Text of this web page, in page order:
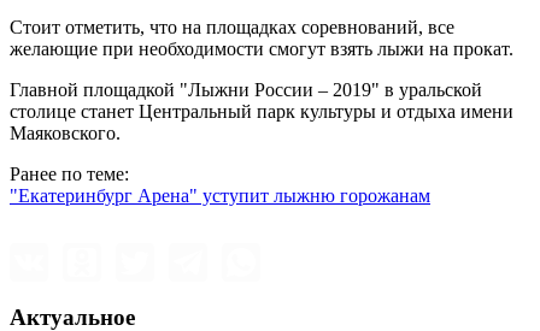
Стоит отметить, что на площадках соревнований, все
желающие при необходимости смогут взять лыжи на прокат.
Главной площадкой "Лыжни России – 2019" в уральской
столице станет Центральный парк культуры и отдыха имени
Маяковского.
Ранее по теме:
"Екатеринбург Арена" уступит лыжню горожанам
Актуальное